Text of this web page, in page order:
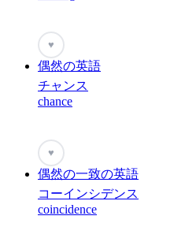
♥
偶然の英語
チャンス
chance
♥
偶然の一致の英語
コーインシデンス
coincidence